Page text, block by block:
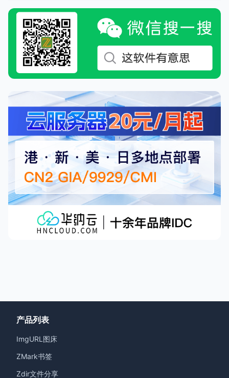
产品列表
ImgURL图床
ZMark书签
Zdir文件分享